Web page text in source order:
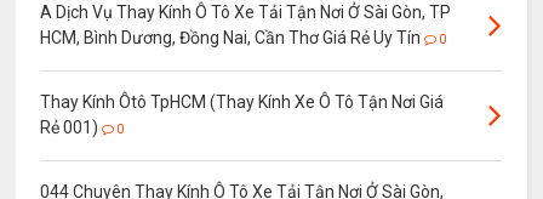
A Dịch Vụ Thay Kính Ô Tô Xe Tải Tận Nơi Ở Sài Gòn, TP
HCM, Bình Dương, Đồng Nai, Cần Thơ Giá Rẻ Uy Tín
0
Thay Kính Ôtô TpHCM (Thay Kính Xe Ô Tô Tận Nơi Giá
Rẻ 001)
0
044 Chuyên Thay Kính Ô Tô Xe Tải Tận Nơi Ở Sài Gòn,